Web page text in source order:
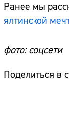
Ранее мы
ялтинской
фото: соцсети
Поделиться в